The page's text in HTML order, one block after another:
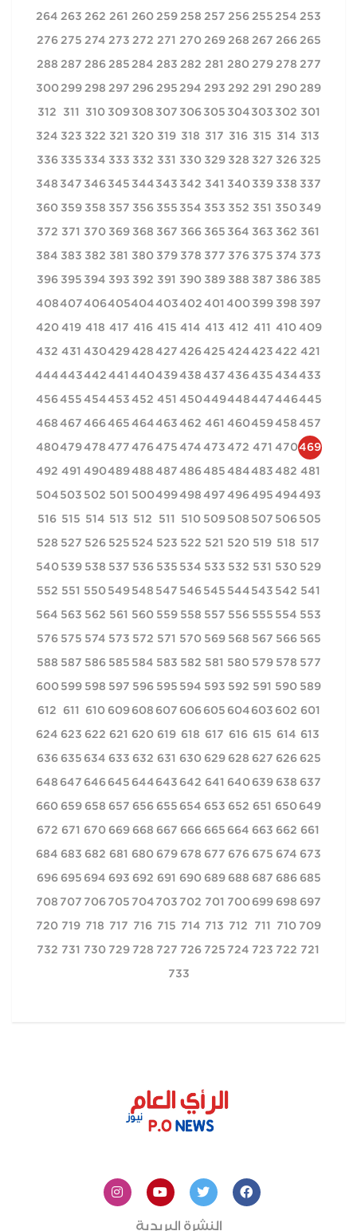
253
254
255
256
257
258
259
260
261
262
263
264
265
266
267
268
269
270
271
272
273
274
275
276
277
278
279
280
281
282
283
284
285
286
287
288
289
290
291
292
293
294
295
296
297
298
299
300
301
302
303
304
305
306
307
308
309
310
311
312
313
314
315
316
317
318
319
320
321
322
323
324
325
326
327
328
329
330
331
332
333
334
335
336
337
338
339
340
341
342
343
344
345
346
347
348
349
350
351
352
353
354
355
356
357
358
359
360
361
362
363
364
365
366
367
368
369
370
371
372
373
374
375
376
377
378
379
380
381
382
383
384
385
386
387
388
389
390
391
392
393
394
395
396
397
398
399
400
401
402
403
404
405
406
407
408
409
410
411
412
413
414
415
416
417
418
419
420
421
422
423
424
425
426
427
428
429
430
431
432
433
434
435
436
437
438
439
440
441
442
443
444
445
446
447
448
449
450
451
452
453
454
455
456
457
458
459
460
461
462
463
464
465
466
467
468
469
470
471
472
473
474
475
476
477
478
479
480
481
482
483
484
485
486
487
488
489
490
491
492
493
494
495
496
497
498
499
500
501
502
503
504
505
506
507
508
509
510
511
512
513
514
515
516
517
518
519
520
521
522
523
524
525
526
527
528
529
530
531
532
533
534
535
536
537
538
539
540
541
542
543
544
545
546
547
548
549
550
551
552
553
554
555
556
557
558
559
560
561
562
563
564
565
566
567
568
569
570
571
572
573
574
575
576
577
578
579
580
581
582
583
584
585
586
587
588
589
590
591
592
593
594
595
596
597
598
599
600
601
602
603
604
605
606
607
608
609
610
611
612
613
614
615
616
617
618
619
620
621
622
623
624
625
626
627
628
629
630
631
632
633
634
635
636
637
638
639
640
641
642
643
644
645
646
647
648
649
650
651
652
653
654
655
656
657
658
659
660
661
662
663
664
665
666
667
668
669
670
671
672
673
674
675
676
677
678
679
680
681
682
683
684
685
686
687
688
689
690
691
692
693
694
695
696
697
698
699
700
701
702
703
704
705
706
707
708
709
710
711
712
713
714
715
716
717
718
719
720
721
722
723
724
725
726
727
728
729
730
731
732
733
النشرة البريدية